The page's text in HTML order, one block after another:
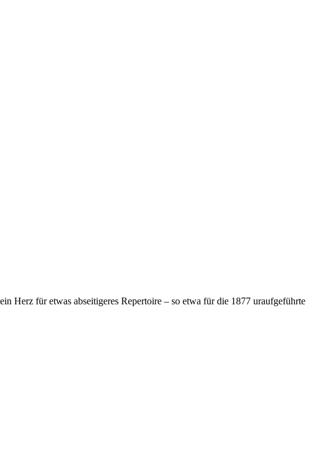
Herz für etwas abseitigeres Repertoire – so etwa für die 1877 uraufgeführte